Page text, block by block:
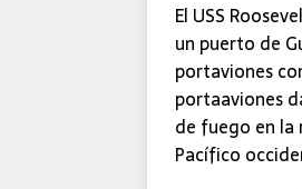
El USS
un puerto de
portaviones
portaaviones
de fuego en la
Pacífico